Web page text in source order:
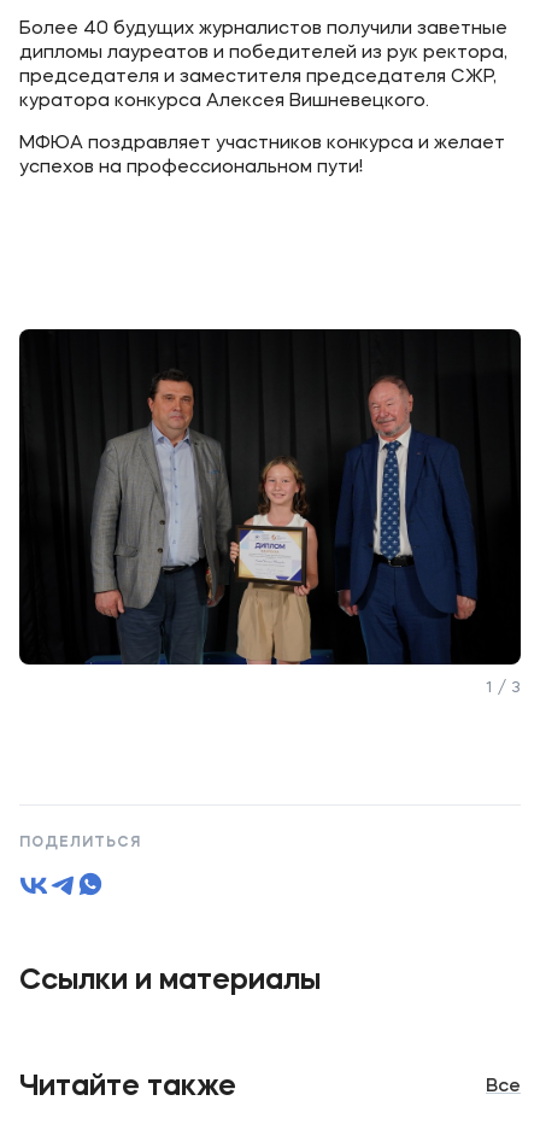
Более 40 будущих журналистов получили заветные
дипломы лауреатов и победителей из рук ректора,
председателя и заместителя председателя СЖР,
куратора конкурса Алексея Вишневецкого.
МФЮА поздравляет участников конкурса и желает
успехов на профессиональном пути!
1 / 3
ПОДЕЛИТЬСЯ
Ссылки и материалы
Читайте также Все